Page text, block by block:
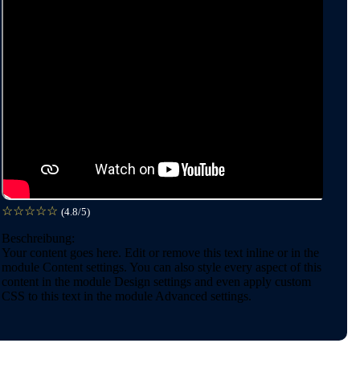
☆☆☆☆☆ (4.8/5)
Beschreibung:
Your content goes here. Edit or remove this text inline or in the
module Content settings. You can also style every aspect of this
content in the module Design settings and even apply custom
CSS to this text in the module Advanced settings.